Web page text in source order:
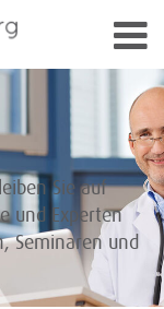
Sie auf
und Experten
Seminaren und